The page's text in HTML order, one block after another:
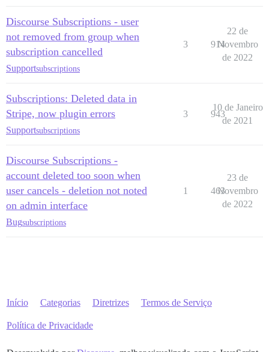
Discourse Subscriptions - user
not removed from group when
subscription cancelled
Supportsubscriptions
3 914
22 de
Novembro
de 2022
Subscriptions: Deleted data in
Stripe, now plugin errors
Supportsubscriptions
3 943
10 de Janeiro
de 2021
Discourse Subscriptions -
account deleted too soon when
user cancels - deletion not noted
on admin interface
Bugsubscriptions
1 463
23 de
Novembro
de 2022
Início Categorias Diretrizes Termos de Serviço
Política de Privacidade